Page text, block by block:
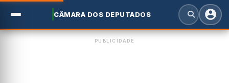
CÂMARA DOS DEPUTADOS
PUBLICIDADE